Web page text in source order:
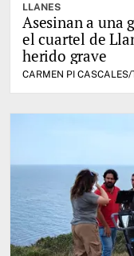
LLANES
Asesinan a una
el cuartel de
herido grave
CARMEN PI CASCALES/